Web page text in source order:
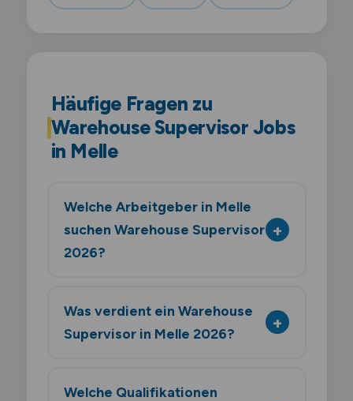
Häufige Fragen zu
Warehouse Supervisor Jobs
in Melle
Welche Arbeitgeber in Melle
suchen Warehouse Supervisor
2026?
Was verdient ein Warehouse
Supervisor in Melle 2026?
Welche Qualifikationen